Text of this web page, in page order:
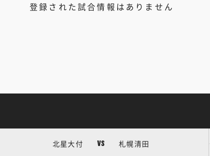
登録された試合情報はありません
北星大付 VS 札幌清田